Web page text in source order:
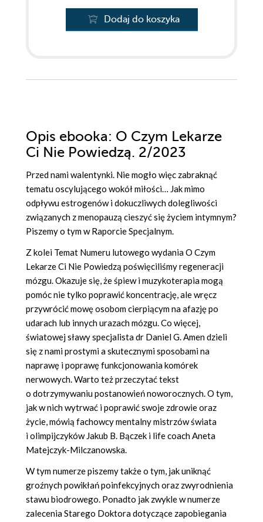
Dodaj do koszyka
Opis ebooka: O Czym Lekarze
Ci Nie Powiedzą. 2/2023
Przed nami walentynki. Nie mogło więc zabraknąć
tematu oscylującego wokół miłości… Jak mimo
odpływu estrogenów i dokuczliwych dolegliwości
związanych z menopauzą cieszyć się życiem intymnym?
Piszemy o tym w Raporcie Specjalnym.
Z kolei Temat Numeru lutowego wydania O Czym
Lekarze Ci Nie Powiedzą poświęciliśmy regeneracji
mózgu. Okazuje się, że śpiew i muzykoterapia mogą
pomóc nie tylko poprawić koncentrację, ale wręcz
przywrócić mowę osobom cierpiącym na afazję po
udarach lub innych urazach mózgu. Co więcej,
światowej sławy specjalista dr Daniel G. Amen dzieli
się z nami prostymi a skutecznymi sposobami na
naprawę i poprawę funkcjonowania komórek
nerwowych. Warto też przeczytać tekst
o dotrzymywaniu postanowień noworocznych. O tym,
jak w nich wytrwać i poprawić swoje zdrowie oraz
życie, mówią fachowcy mentalny mistrzów świata
i olimpijczyków Jakub B. Bączek i life coach Aneta
Matejczyk-Milczanowska.
W tym numerze piszemy także o tym, jak uniknąć
groźnych powikłań poinfekcyjnych oraz zwyrodnienia
stawu biodrowego. Ponadto jak zwykle w numerze
zalecenia Starego Doktora dotyczące zapobiegania